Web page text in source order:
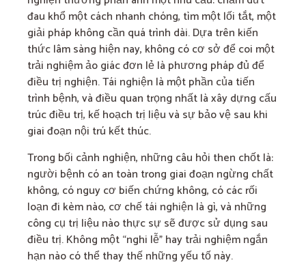
đau khổ một cách nhanh chóng, tìm một lối tắt, một
giải pháp không cần quá trình dài. Dựa trên kiến
thức lâm sàng hiện nay, không có cơ sở để coi một
trải nghiệm ảo giác đơn lẻ là phương pháp đủ để
điều trị nghiện. Tái nghiện là một phần của tiến
trình bệnh, và điều quan trọng nhất là xây dựng cấu
trúc điều trị, kế hoạch trị liệu và sự bảo vệ sau khi
giai đoạn nội trú kết thúc.
Trong bối cảnh nghiện, những câu hỏi then chốt là:
người bệnh có an toàn trong giai đoạn ngừng chất
không, có nguy cơ biến chứng không, có các rối
loạn đi kèm nào, cơ chế tái nghiện là gì, và những
công cụ trị liệu nào thực sự sẽ được sử dụng sau
điều trị. Không một “nghi lễ” hay trải nghiệm ngắn
hạn nào có thể thay thế những yếu tố này.